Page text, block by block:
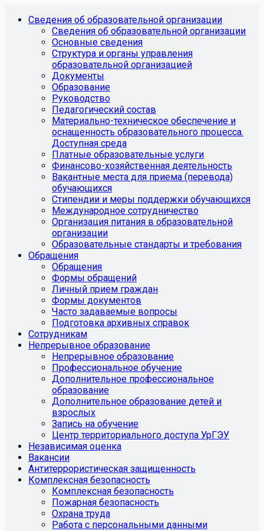
Сведения об образовательной организации
Сведения об образовательной организации
Основные сведения
Структура и органы управления
образовательной организацией
Документы
Образование
Руководство
Педагогический состав
Материально-техническое обеспечение и
оснащенность образовательного процесса.
Доступная среда
Платные образовательные услуги
Финансово-хозяйственная деятельность
Вакантные места для приема (перевода)
обучающихся
Стипендии и меры поддержки обучающихся
Международное сотрудничество
Организация питания в образовательной
организации
Образовательные стандарты и требования
Обращения
Обращения
Формы обращений
Личный прием граждан
Формы документов
Часто задаваемые вопросы
Подготовка архивных справок
Сотрудникам
Непрерывное образование
Непрерывное образование
Профессиональное обучение
Дополнительное профессиональное
образование
Дополнительное образование детей и
взрослых
Запись на обучение
Центр территориального доступа УрГЭУ
Независимая оценка
Вакансии
Антитеррористическая защищенность
Комплексная безопасность
Комплексная безопасность
Пожарная безопасность
Охрана труда
Работа с персональными данными